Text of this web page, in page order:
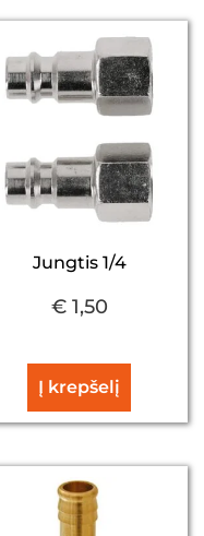
Jungtis 1/4
€1,50
Į krepšelį